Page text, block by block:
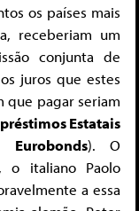
os países mais
receberiam um
conjunta de
juros que estes
que pagar seriam
Estatais
Eurobonds). O
o italiano Paolo
a essa